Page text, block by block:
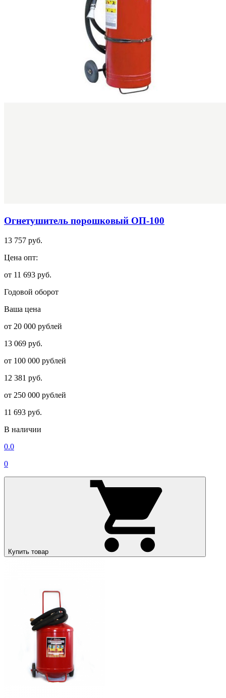
Огнетушитель порошковый ОП-100
13 757 руб.
Цена опт:
от 11 693 руб.
Годовой оборот
Ваша цена
от 20 000 рублей
13 069 руб.
от 100 000 рублей
12 381 руб.
от 250 000 рублей
11 693 руб.
В наличии
0.0
0
Купить товар